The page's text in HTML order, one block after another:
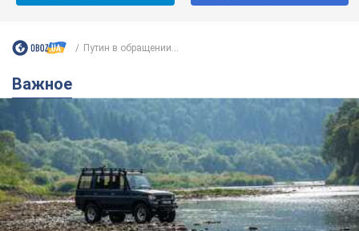
Путин в обращении...
Важное